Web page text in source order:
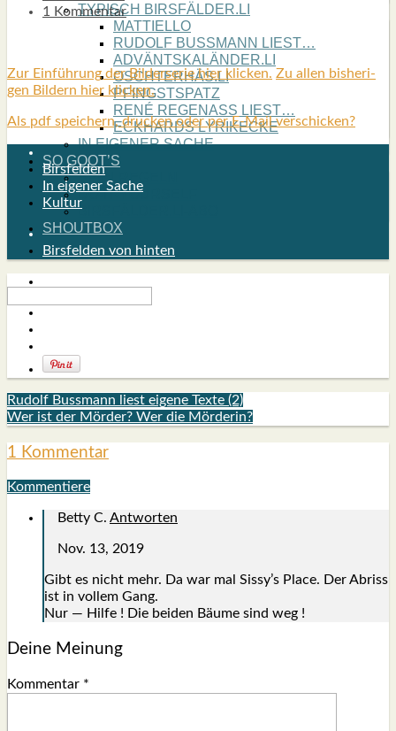
TYPISCH BIRSFÄLDER.LI
MATTIELLO
RUDOLF BUSS­MANN LIEST…
ADVÄNTSKALÄNDER.LI
OSCHTERHÄS.LI
PFINGST­SPATZ
RENÉ REGEN­ASS LIEST…
ECK­HARDS LYRIK­ECKE
IN EIGE­NER SACHE
SO GOOT’S
SPIEL­RE­GELN
DO-IT-YOUR­S­ELF
BIRSFÄLDER.LI-ABO
SHOUT­BOX
1 Kommentar
Zur Ein­füh­rung der Bil­der­se­rie hier kli­cken. Zu allen bis­he­ri­
gen Bil­dern hier kli­cken.
Als pdf speichern, drucken oder per E-Mail verschicken?
Birsfelden
In eigener Sache
Kultur
Birsfelden von hinten
Rudolf Bussmann liest eigene Texte (2)
Wer ist der Mörder? Wer die Mörderin?
1 Kommentar
Kommentiere
Betty C. Antworten
Nov. 13, 2019
Gibt es nicht mehr. Da war mal Sissy’s Place. Der Abriss
ist in vol­lem Gang.
Nur — Hil­fe ! Die bei­den Bäu­me sind weg !
Deine Meinung
Kommentar *